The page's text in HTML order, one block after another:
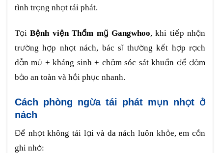
tình trạng nhọt tái phát.
TạiBệnh viện Thẩm mỹ Gangwhoo, khi tiếp nhận
trường hợp nhọt nách, bác sĩ thường kết hợp rạch
dẫn mủ + kháng sinh + chăm sóc sát khuẩn để đảm
bảo an toàn và hồi phục nhanh.
Cách phòng ngừa tái phát mụn nhọt ở
nách
Để nhọt không tái lại và da nách luôn khỏe, em cần
ghi nhớ: